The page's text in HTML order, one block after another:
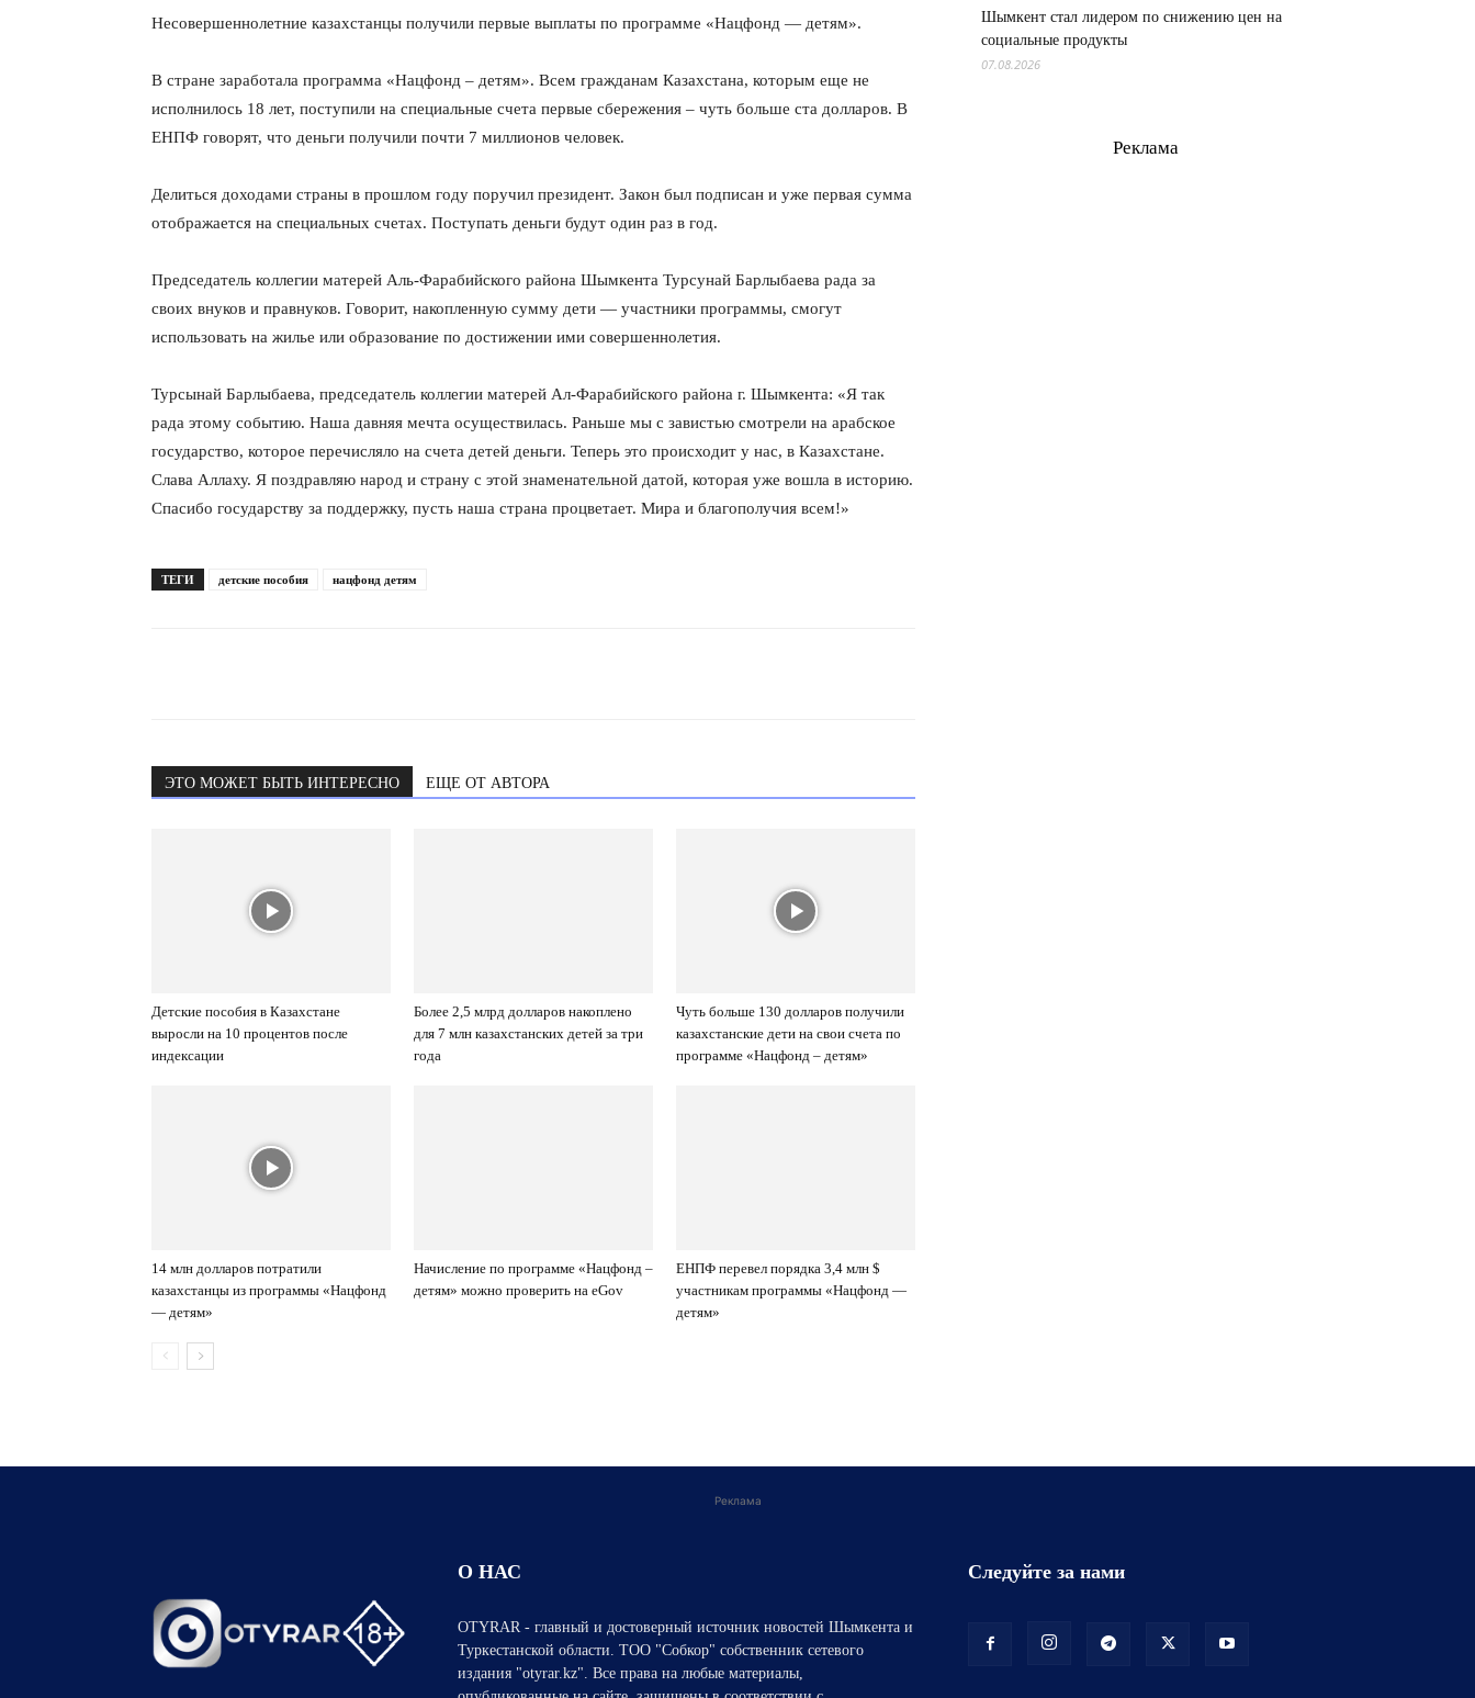
Несовершеннолетние казахстанцы получили первые выплаты по программе «Нацфонд — детям».
В стране заработала программа «Нацфонд – детям». Всем гражданам Казахстана, которым еще не
исполнилось 18 лет, поступили на специальные счета первые сбережения – чуть больше ста долларов. В
ЕНПФ говорят, что деньги получили почти 7 миллионов человек.
Делиться доходами страны в прошлом году поручил президент. Закон был подписан и уже первая сумма
отображается на специальных счетах. Поступать деньги будут один раз в год.
Председатель коллегии матерей Аль-Фарабийского района Шымкента Турсунай Барлыбаева рада за
своих внуков и правнуков. Говорит, накопленную сумму дети — участники программы, смогут
использовать на жилье или образование по достижении ими совершеннолетия.
Турсынай Барлыбаева, председатель коллегии матерей Ал-Фарабийского района г. Шымкента: «Я так
рада этому событию. Наша давняя мечта осуществилась. Раньше мы с завистью смотрели на арабское
государство, которое перечисляло на счета детей деньги. Теперь это происходит у нас, в Казахстане.
Слава Аллаху. Я поздравляю народ и страну с этой знаменательной датой, которая уже вошла в историю.
Спасибо государству за поддержку, пусть наша страна процветает. Мира и благополучия всем!»
ТЕГИ детские пособия нацфонд детям
ЭТО МОЖЕТ БЫТЬ ИНТЕРЕСНО ЕЩЕ ОТ АВТОРА
Детские пособия в Казахстане
выросли на 10 процентов после
индексации
Более 2,5 млрд долларов накоплено
для 7 млн казахстанских детей за три
года
Чуть больше 130 долларов получили
казахстанские дети на свои счета по
программе «Нацфонд – детям»
14 млн долларов потратили
казахстанцы из программы «Нацфонд
— детям»
Начисление по программе «Нацфонд –
детям» можно проверить на eGov
ЕНПФ перевел порядка 3,4 млн $
участникам программы «Нацфонд —
детям»
Шымкент стал лидером по снижению цен на
социальные продукты
07.08.2026
Реклама
Реклама
О НАС
OTYRAR - главный и достоверный источник новостей Шымкента и
Туркестанской области. ТОО "Собкор" собственник сетевого
издания "otyrar.kz". Все права на любые материалы,
Следуйте за нами